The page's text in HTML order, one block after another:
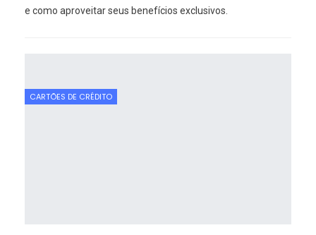
e como aproveitar seus benefícios exclusivos.
CARTÕES DE CRÉDITO